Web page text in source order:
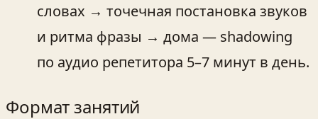
словах → точечная постановка звуков
и ритма фразы → дома — shadowing
по аудио репетитора 5–7 минут в день.
Формат занятий